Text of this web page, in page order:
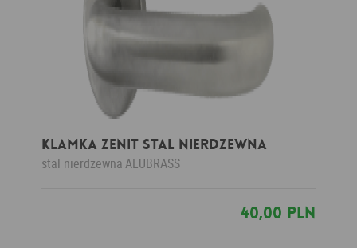
Klamka ZENIT stal nierdzewna
stal nierdzewna ALUBRASS
40,00 PLN